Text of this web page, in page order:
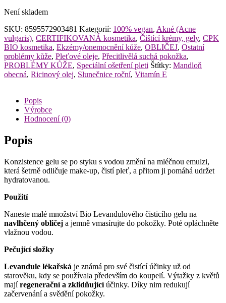
Není skladem
SKU: 8595572903481 Kategorií: 100% vegan, Akné (Acne
vulgaris), CERTIFIKOVANÁ kosmetika, Čištící krémy, gely, CPK
BIO kosmetika, Ekzémy/onemocnění kůže, OBLIČEJ, Ostatní
problémy kůže, Pleťové oleje, Přecitlivělá suchá pokožka,
PROBLÉMY KŮŽE, Speciální ošetření pleti Štítky: Mandloň
obecná, Ricinový olej, Slunečnice roční, Vitamín E
Popis
Výrobce
Hodnocení (0)
Popis
Konzistence gelu se po styku s vodou změní na mléčnou emulzi,
která šetrně odličuje make-up, čistí pleť, a přitom ji pomáhá udržet
hydratovanou.
Použití
Naneste malé množství Bio Levandulového čisticího gelu na
navlhčený obličej a jemně vmasírujte do pokožky. Poté opláchněte
vlažnou vodou.
Pečující složky
Levandule lékařská je známá pro své čistící účinky už od
starověku, kdy se používala především do koupelí. Výtažky z květů
majíregenerační a zklidňujícíúčinky. Díky nim redukují
začervenání a svědění pokožky.